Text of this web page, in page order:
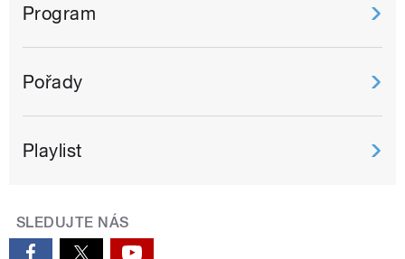
Program
Pořady
Playlist
SLEDUJTE NÁS